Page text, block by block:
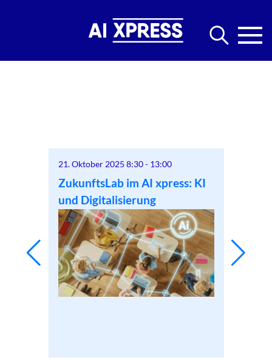
21. Oktober 2025 8:30- 13:00
ZukunftsLab im AI xpress: KI
und Digitalisierung